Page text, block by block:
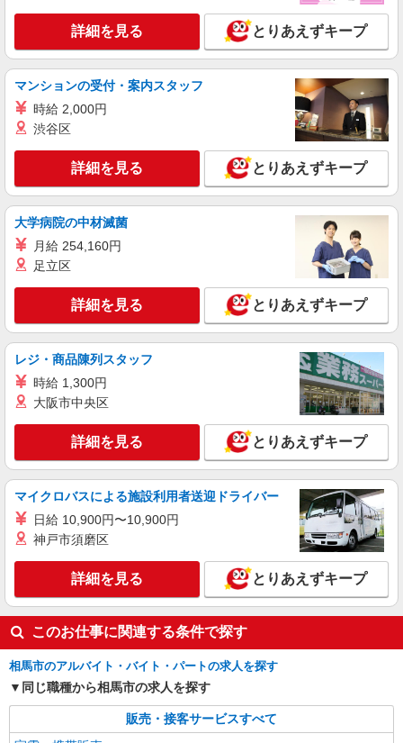
詳細を見る とりあえずキープ
マンションの受付・案内スタッフ
時給 2,000円
渋谷区
詳細を見る とりあえずキープ
大学病院の中材滅菌
月給 254,160円
足立区
詳細を見る とりあえずキープ
レジ・商品陳列スタッフ
時給 1,300円
大阪市中央区
詳細を見る とりあえずキープ
マイクロバスによる施設利用者送迎ドライバー
日給 10,900円〜10,900円
神戸市須磨区
詳細を見る とりあえずキープ
このお仕事に関連する条件で探す
相馬市のアルバイト・バイト・パートの求人を探す
同じ職種から相馬市の求人を探す
販売・接客サービスすべて